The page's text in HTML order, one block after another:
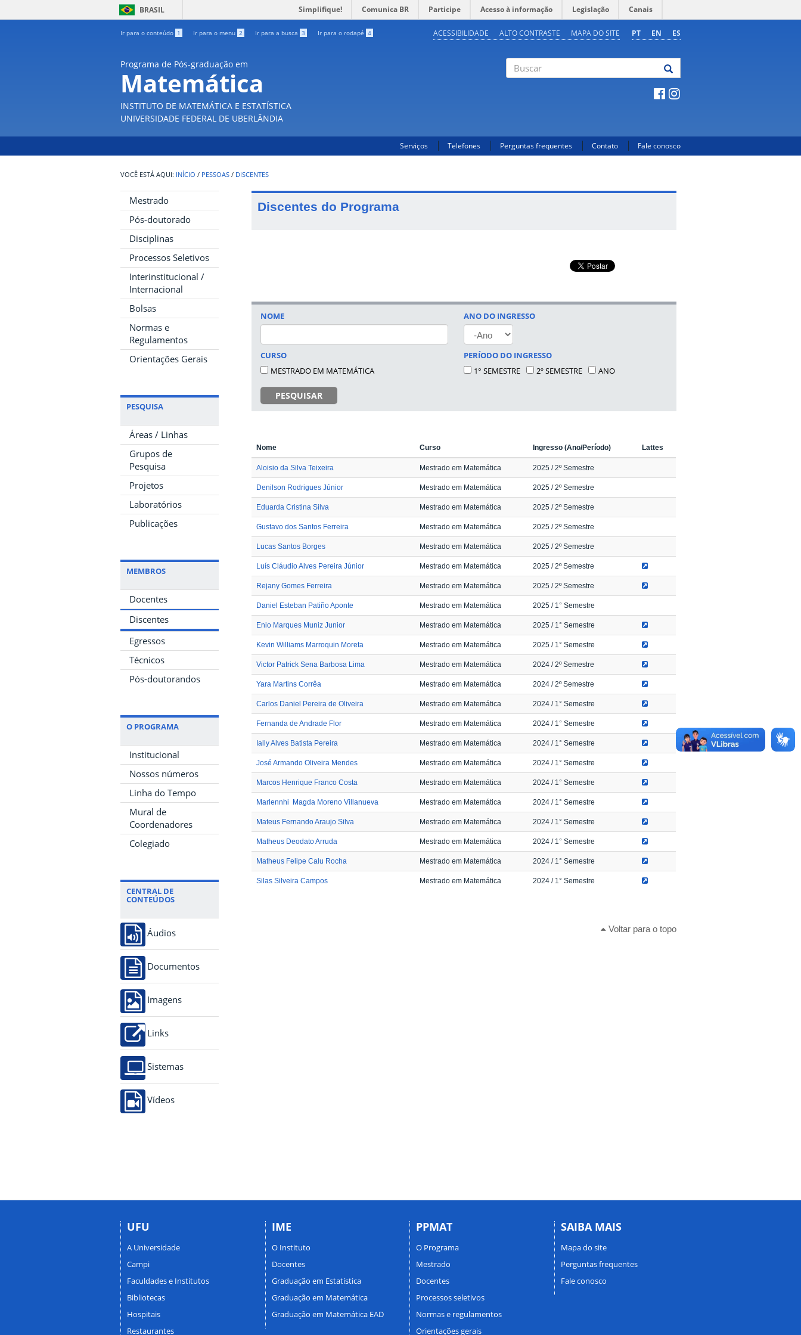
BRASIL Simplifique! Comunica BR Participe Acesso à informação Legislação Canais
Ir para o conteúdo 1 Ir para o menu 2 Ir para a busca 3 Ir para o rodapé 4 PT EN ES
ACESSIBILIDADE ALTO CONTRASTE MAPA DO SITE
Programa de Pós-graduação em
Matemática
INSTITUTO DE MATEMÁTICA E ESTATÍSTICA
UNIVERSIDADE FEDERAL DE UBERLÂNDIA
Serviços Telefones Perguntas frequentes Contato Fale conosco
INÍCIO / PESSOAS / DISCENTES
Mestrado
Pós-doutorado
Disciplinas
Processos Seletivos
Interinstitucional /
Internacional
Bolsas
Normas e
Regulamentos
Orientações Gerais
PESQUISA
Áreas / Linhas
Grupos de
Pesquisa
Projetos
Laboratórios
Publicações
MEMBROS
Docentes
Discentes
Egressos
Técnicos
Pós-doutorandos
O PROGRAMA
Institucional
Nossos números
Linha do Tempo
Mural de
Coordenadores
Colegiado
CENTRAL DE
CONTEÚDOS
Áudios
Documentos
Imagens
Links
Sistemas
Vídeos
Discentes do Programa
NOME
CURSO
MESTRADO EM MATEMÁTICA
PESQUISAR
ANO DO INGRESSO
ANO
PERÍODO DO INGRESSO
1° SEMESTRE
2º SEMESTRE ANO
Nome Curso Ingresso (Ano/Período) Lattes
Aloisio da Silva Teixeira Mestrado em Matemática 2025 / 2º Semestre
Denilson Rodrigues Júnior Mestrado em Matemática 2025 / 2º Semestre
Eduarda Cristina Silva Mestrado em Matemática 2025 / 2º Semestre
Gustavo dos Santos Ferreira Mestrado em Matemática 2025 / 2º Semestre
Lucas Santos Borges Mestrado em Matemática 2025 / 2º Semestre
Luís Cláudio Alves Pereira Júnior Mestrado em Matemática 2025 / 2º Semestre
Rejany Gomes Ferreira Mestrado em Matemática 2025 / 2º Semestre
Daniel Esteban Patiño Aponte Mestrado em Matemática 2025 / 1° Semestre
Enio Marques Muniz Junior Mestrado em Matemática 2025 / 1° Semestre
Kevin Williams Marroquin Moreta Mestrado em Matemática 2025 / 1° Semestre
Victor Patrick Sena Barbosa Lima Mestrado em Matemática 2024 / 2º Semestre
Yara Martins Corrêa Mestrado em Matemática 2024 / 2º Semestre
Carlos Daniel Pereira de Oliveira Mestrado em Matemática 2024 / 1° Semestre
Fernanda de Andrade Flor Mestrado em Matemática 2024 / 1° Semestre
Ially Alves Batista Pereira Mestrado em Matemática 2024 / 1° Semestre
José Armando Oliveira Mendes Mestrado em Matemática 2024 / 1° Semestre
Marcos Henrique Franco Costa Mestrado em Matemática 2024 / 1° Semestre
Marlennhi Magda Moreno Villanueva Mestrado em Matemática 2024 / 1° Semestre
Mateus Fernando Araujo Silva Mestrado em Matemática 2024 / 1° Semestre
Matheus Deodato Arruda Mestrado em Matemática 2024 / 1° Semestre
Matheus Felipe Calu Rocha Mestrado em Matemática 2024 / 1° Semestre
Silas Silveira Campos Mestrado em Matemática 2024 / 1° Semestre
Voltar para o topo
UFU
A Universidade
Campi
Faculdades e Institutos
Bibliotecas
Hospitais
Restaurantes
IME
O Instituto
Docentes
Graduação em Estatística
Graduação em Matemática
Graduação em Matemática EAD
PPMAT
O Programa
Mestrado
Docentes
Processos seletivos
Normas e regulamentos
Orientações gerais
SAIBA MAIS
Mapa do site
Perguntas frequentes
Fale conosco